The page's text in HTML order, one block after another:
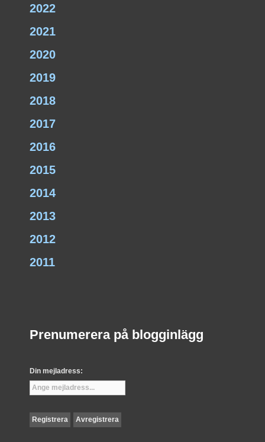
2022
2021
2020
2019
2018
2017
2016
2015
2014
2013
2012
2011
Prenumerera på blogginlägg
Din mejladress: